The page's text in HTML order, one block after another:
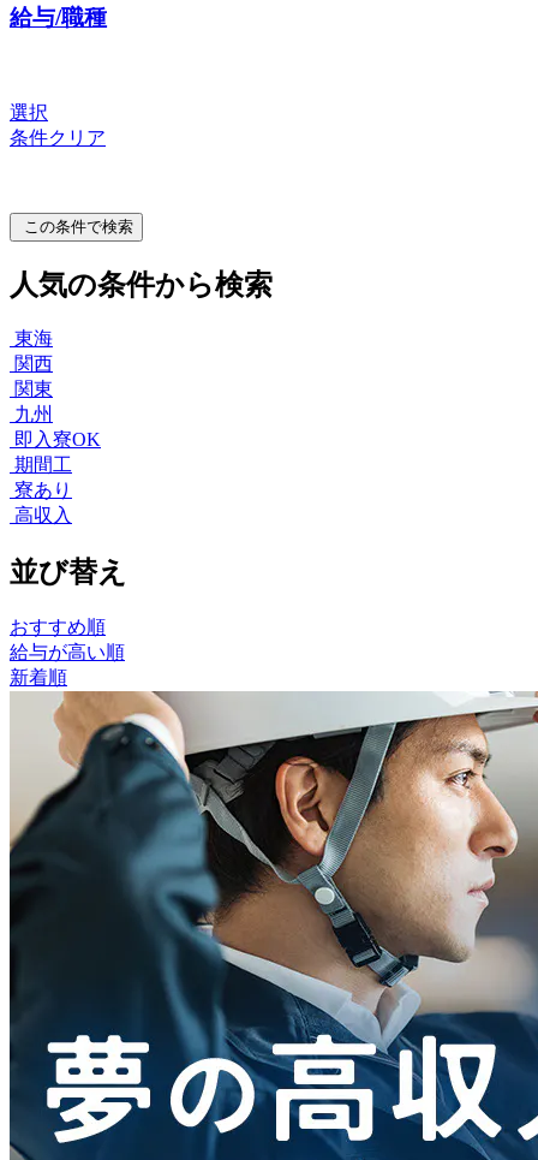
給与/職種
選択
条件クリア
この条件で検索
人気の条件から検索
東海
関西
関東
九州
即入寮OK
期間工
寮あり
高収入
並び替え
おすすめ順
給与が高い順
新着順